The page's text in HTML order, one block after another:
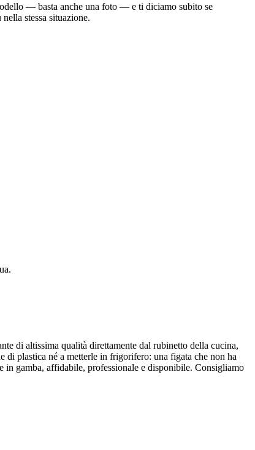
— basta anche una foto — e ti diciamo subito se
stessa situazione.
di altissima qualità direttamente dal rubinetto della cucina,
di plastica né a metterle in frigorifero: una figata che non ha
in gamba, affidabile, professionale e disponibile. Consigliamo